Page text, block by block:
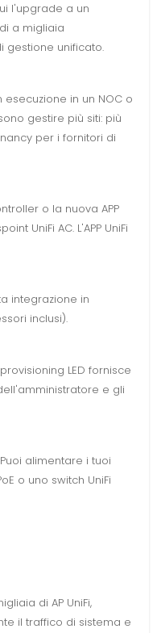
l'upgrade a un
a migliaia
gestione unificato.
esecuzione in un NOC o
gestire più siti: più
per i fornitori di
o la nuova APP
UniFi AC. L'APP UniFi
integrazione in
inclusi).
LED fornisce
e gli
alimentare i tuoi
o uno switch UniFi
di AP UniFi,
il traffico di sistema e